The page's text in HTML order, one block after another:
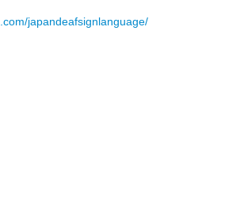
japandeafsignlanguage/